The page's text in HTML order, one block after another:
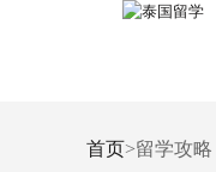
首页>留学攻略